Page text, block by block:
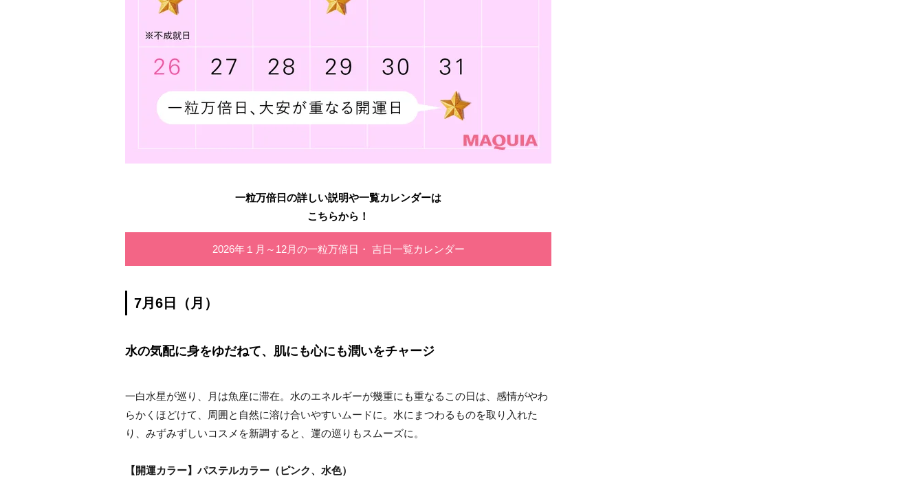
一粒万倍日の詳しい説明や一覧カレンダーは
こちらから！
2026年１月～12月の一粒万倍日・ 吉日一覧カレンダー
7月6日（月）
水の気配に身をゆだねて、肌にも心にも潤いをチャージ
一白水星が巡り、月は魚座に滞在。水のエネルギーが幾重にも重なるこの日は、感情がやわ
らかくほどけて、周囲と自然に溶け合いやすいムードに。水にまつわるものを取り入れた
り、みずみずしいコスメを新調すると、運の巡りもスムーズに。
【開運カラー】パステルカラー（ピンク、水色）